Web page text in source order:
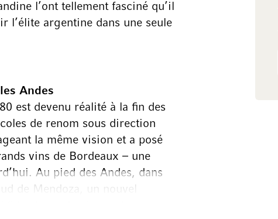
l’ont tellement fasciné qu’il
l’élite argentine dans une seule
Andes
est devenu réalité à la fin des
de renom sous direction
la même vision et a posé
vins de Bordeaux – une
Au pied des Andes, dans
de Mendoza, un nouvel